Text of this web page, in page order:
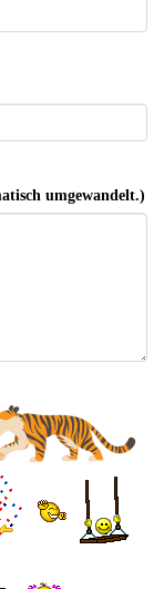
umgewandelt.)